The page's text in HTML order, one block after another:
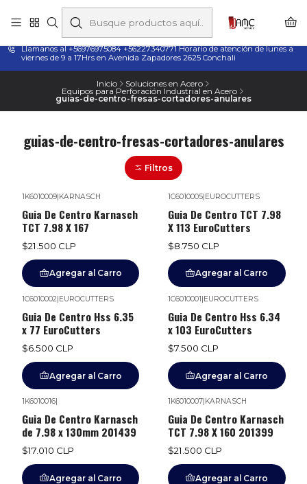
Taladros Magnéticos en Chile | Venta, Arriendo y Servicio
Técnico
Llamanos al +56976975084 +56227340771 Horario de atención de lunes a
viernes de 9 a 17Hrs en Avenida Zapadores 2625 Conchali
Inicio Soluciones en Acero
Equipos para Perforación Industrial en Acero
guias-de-centro-fresas-cortadores-anulares
guias-de-centro-fresas-cortadores-anulares
Filtros
1K6010009|KARNASCH
Guia De Centro Karnasch
TCT 7.98 X 167
$21.500 CLP
Agregar al Carro
1C6010005|EUROCUTTERS
Guia De Centro TCT 7.98
X 113 EuroCutters
$8.750 CLP
Agregar al Carro
1C6010002| EUROCUTTERS
Guia De Centro Hss 6.35
x 77 EuroCutters
$6.500 CLP
Agregar al Carro
1C6010001 EUROCUTTERS
Guia De Centro Hss 6.34
x 103 EuroCutters
$7.500 CLP
Agregar al Carro
1K6010016|
Guia De Centro Karnasch
de 7.98 x 130mm 201439
$17.010 CLP
Agregar al Carro
1K6010007 KARNASCH
Guia De Centro Karnasch
TCT 7.98 X 160 201399
$21.500 CLP
Agregar al Carro